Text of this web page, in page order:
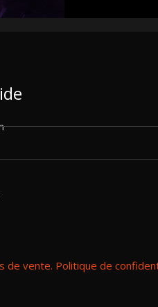
de vente. Politique de